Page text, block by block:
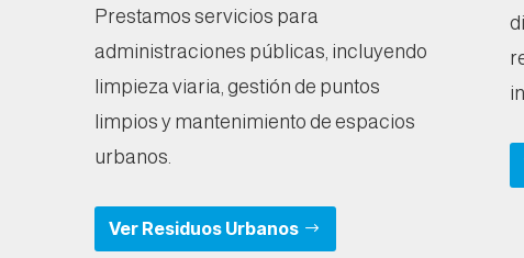
Prestamos servicios para
administraciones públicas, incluyendo
limpieza viaria, gestión de puntos
limpios y mantenimiento de espacios
urbanos.
Ver Residuos Urbanos